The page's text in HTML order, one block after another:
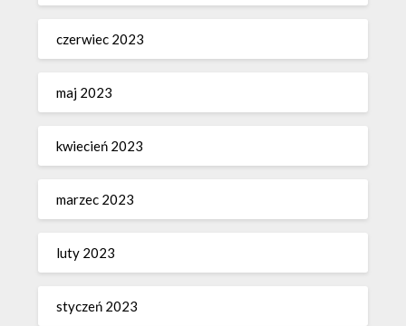
czerwiec 2023
maj 2023
kwiecień 2023
marzec 2023
luty 2023
styczeń 2023